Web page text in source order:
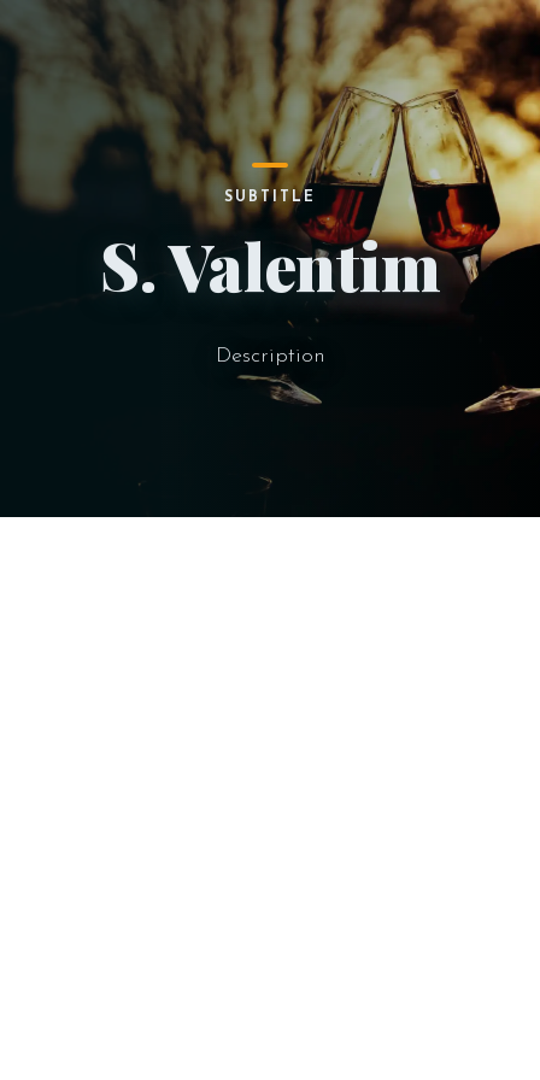
SUBTITLE
S. Valentim
Description